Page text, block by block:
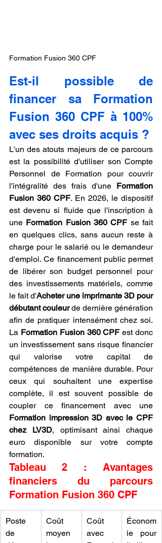
Formation Fusion 360 CPF
Est-il possible de
financer sa Formation
Fusion 360 CPF à 100%
avec ses droits acquis ?
L'un des atouts majeurs de ce parcours
est la possibilité d'utiliser son Compte
Personnel de Formation pour couvrir
l'intégralité des frais d'une Formation
Fusion 360 CPF. En 2026, le dispositif
est devenu si fluide que l'inscription à
une Formation Fusion 360 CPF se fait
en quelques clics, sans aucun reste à
charge pour le salarié ou le demandeur
d'emploi. Ce financement public permet
de libérer son budget personnel pour
des investissements matériels, comme
le fait d'Acheter une imprimante 3D pour
débutant couleur de dernière génération
afin de pratiquer intensément chez soi.
La Formation Fusion 360 CPF est donc
un investissement sans risque financier
qui valorise votre capital de
compétences de manière durable. Pour
ceux qui souhaitent une expertise
complète, il est souvent possible de
Formation impression 3D avec le CPF
chez LV3D, optimisant ainsi chaque
euro disponible sur votre compte
formation.
Tableau 2 : Avantages
financiers du parcours
Formation Fusion 360 CPF
Poste
de
Coût
moyen
Coût
avec
Économ
ie pour